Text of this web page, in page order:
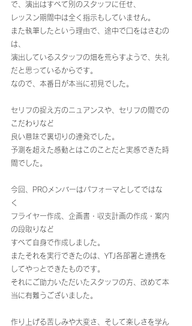
で、演出はすべて別のスタッフに任せ、
レッスン期間中は全く指示もしていません。
また執筆したという理由で、途中で口をはさむの
は、
演出しているスタッフの畑を荒らすようで、失礼
だと思っているからです。
なので、本番日が本当に初見でした。
セリフの捉え方のニュアンスや、セリフの間での
こだわりなど
良い意味で裏切りの連発でした。
予測を超えた感動とはこのことだと実感できた時
間でした。
今回、PROメンバーはパフォーマとしてではな
く
フライヤー作成、企画書・収支計画の作成・案内
の段取りなど
すべて自身で作成しました。
またそれを実行できたのは、YTJ各部署と連携を
してやっとできたものです。
それにご助力いただいたスタッフの方、改めて本
当に有難うございました。
作り上げる苦しみや大変さ、そして楽しさを学ん